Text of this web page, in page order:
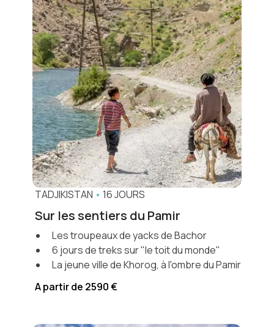
TADJIKISTAN • 16 JOURS
Sur les sentiers du Pamir
Les troupeaux de yacks de Bachor
6 jours de treks sur "le toit du monde"
La jeune ville de Khorog, à l'ombre du Pamir
A partir de 2590 €